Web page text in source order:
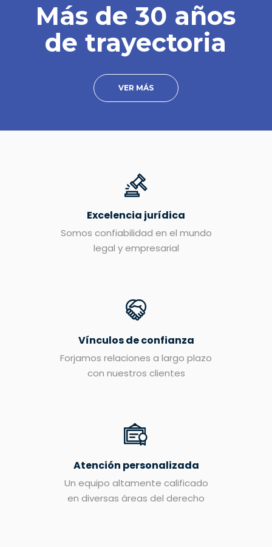
VER MÁS
Más de 30 años
de trayectoria
Excelencia jurídica
Somos confiabilidad en el mundo
legal y empresarial
Vínculos de confianza
Forjamos relaciones a largo plazo
con nuestros clientes
Atención personalizada
Un equipo altamente calificado
en diversas áreas del derecho